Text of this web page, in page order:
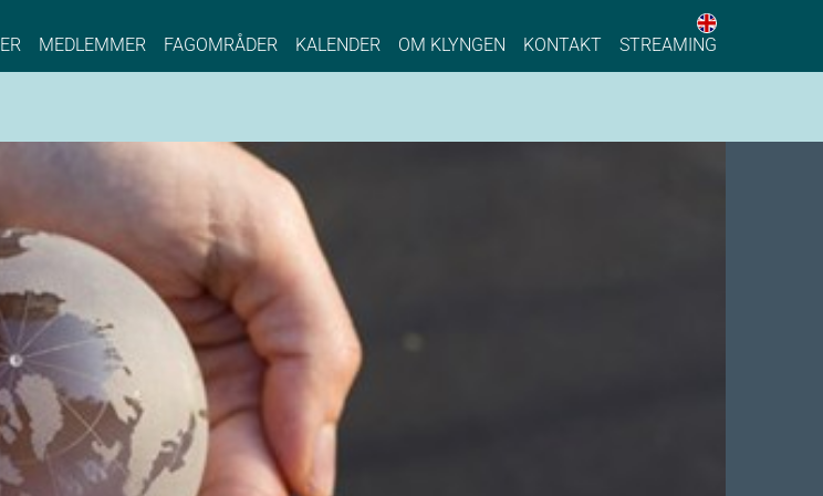
Center of Expertise, Sustainable Process Industry
MEDLEMMER FAGOMRÅDER KALENDER OM KLYNGEN KONTAKT STREAMING
English